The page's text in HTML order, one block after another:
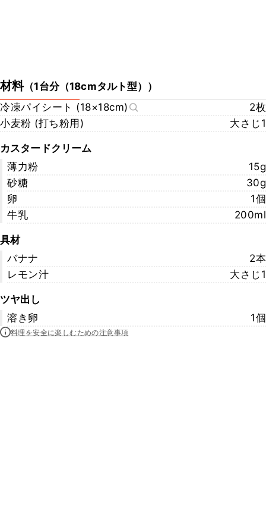
材料（1台分（18cmタルト型） ）
冷凍パイシート (18×18cm)
2枚
小麦粉 (打ち粉用)
大さじ1
カスタードクリーム
薄力粉
15g
砂糖
30g
卵
1個
牛乳
200ml
具材
バナナ
2本
レモン汁
大さじ1
ツヤ出し
溶き卵
1個
料理を安全に楽しむための注意事項